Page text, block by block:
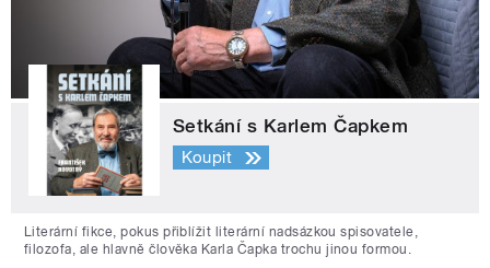
Setkání s Karlem Čapkem
Koupit
Literární fikce, pokus přiblížit literární nadsázkou spisovatele,
filozofa, ale hlavně člověka Karla Čapka trochu jinou formou.